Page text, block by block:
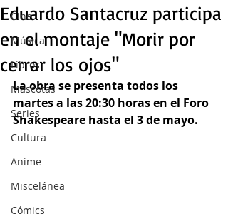
Cine
Música
Libros
Mascotas
Series
Cultura
Anime
Miscelánea
Cómics
Eduardo Santacruz participa
en el montaje "Morir por
cerrar los ojos"
La obra se presenta todos los
martes a las 20:30 horas en el Foro
Shakespeare hasta el 3 de mayo.